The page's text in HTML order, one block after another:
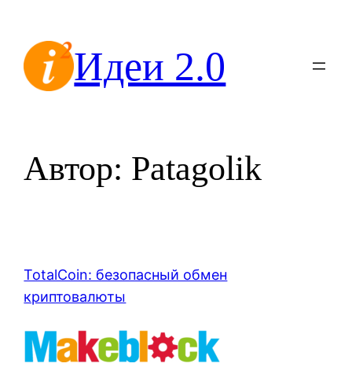
содержимомуИдеи 2.0
Автор: Patagolik
TotalCoin: безопасный обмен
криптовалюты